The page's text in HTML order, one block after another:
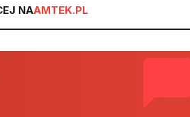
NAAMTEK.PL